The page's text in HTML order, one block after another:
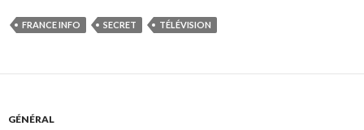
FRANCE INFO SECRET TÉLÉVISION
GÉNÉRAL